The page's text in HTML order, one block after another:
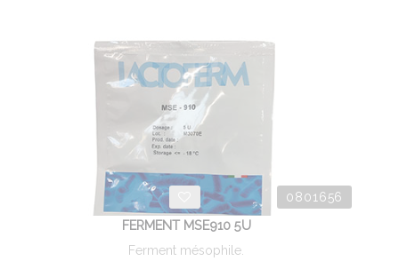
0801656
FERMENT MSE910 5U
Ferment mésophile.